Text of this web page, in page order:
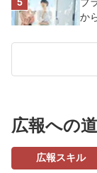
か
広報への道
広報スキル